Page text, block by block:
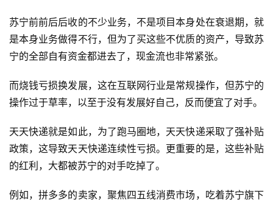
苏宁前前后后收的不少业务，不是项目本身处在衰退期，就
是本身业务做得不行，但为了买这些不优质的资产，导致苏
宁的全部自有资金都进去了，现金流也非常紧张。
而烧钱亏损换发展，这在互联网行业是常规操作，但苏宁的
操作过于草率，以至于没有发展好自己，反而便宜了对手。
天天快递就是如此，为了跑马圈地，天天快递采取了强补贴
政策，这导致天天快递连续性亏损。更重要的是，这些补贴
的红利，大都被苏宁的对手吃掉了。
例如，拼多多的卖家，聚焦四五线消费市场，吃着苏宁旗下